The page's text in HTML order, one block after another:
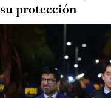
su protección